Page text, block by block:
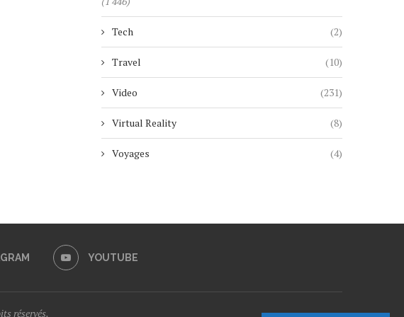
Tech (2)
Travel (10)
Video (231)
Virtual Reality (8)
Voyages (4)
YOUTUBE
réservés.